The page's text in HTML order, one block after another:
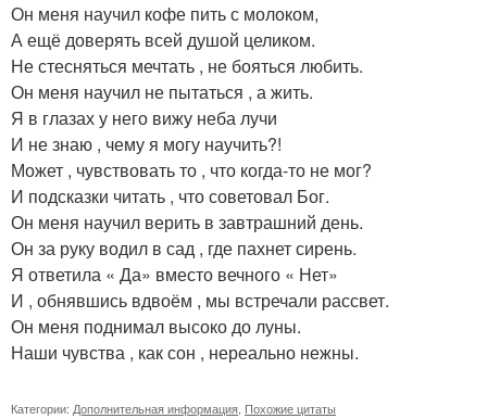
Он меня научил кофе пить с молоком,
А ещё доверять всей душой целиком.
Не стесняться мечтать , не бояться любить.
Он меня научил не пытаться , а жить.
Я в глазах у него вижу неба лучи
И не знаю , чему я могу научить?!
Может , чувствовать то , что когда-то не мог?
И подсказки читать , что советовал Бог.
Он меня научил верить в завтрашний день.
Он за руку водил в сад , где пахнет сирень.
Я ответила « Да» вместо вечного « Нет»
И , обнявшись вдвоём , мы встречали рассвет.
Он меня поднимал высоко до луны.
Наши чувства , как сон , нереально нежны.
Категории: Дополнительная информация, Похожие цитаты